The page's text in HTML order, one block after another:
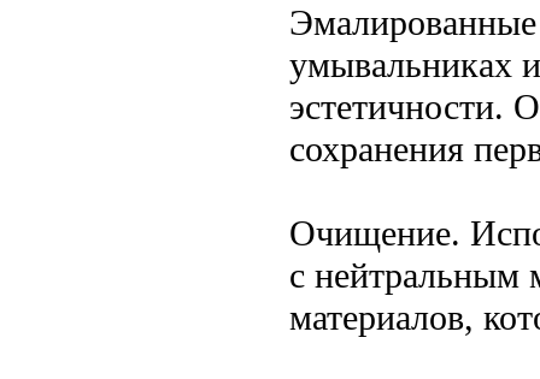
умывальниках и
эстетичности.
сохранения
Очищение.
с нейтральным
материалов,